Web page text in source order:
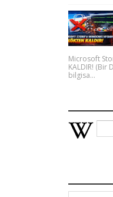
Microsoft
KALDIR! (Bir
bilgisa...